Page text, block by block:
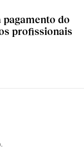
do
profissionais